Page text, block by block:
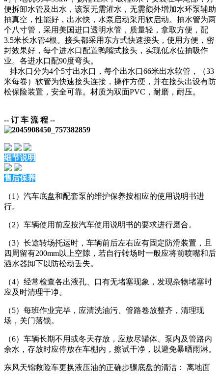
便拆卸水管及出水，该泵无需灌水，无需额外增加水环泵辅助
抽真空，性能好，出水快，水泵启动采用软启动。抽水管为两
个八寸管，采用美国进口透明水管，质量轻，拿取方便，配
3.5米长水管4根。接头都采用东方式快速接头，使用方便，密
封效果好，每个进水口配置鸭嘴式接头，实现低水位抽吸作
业。各进水口配90度弯头。
排水口分为4个5寸出水口，每个出水口66米出水软管，（33
米每卷）软管为快速接头连接，操作方便，并在接头出设有防
松保险装置，安全可靠。材质为双面PVC，耐磨，耐压。
-- 订 车 流 程 --
细节说明
售后保养
（1）汽车底盘和配套泵的维护保养按相应的使用说明书进
行。
（2）车辆使用前应按汽车使用说明书的要求进行磨合。
（3）长途转场托运时，车辆前后左右应有固定防滑装置，且
四周留有200mm以上空隙，若自行转场时一般应将前喷嘴和后
洒水器卸下以防松动丢失。
（4）经常检查各出液孔、口有无堵塞现象，发现杂物堵塞时
应及时清理干净。
（5）每班作业完毕，应清洗油污、管路卷放整齐，清理现
场，关门落锁。
（6）车辆长期不用或冬天存放，应放尽罐体、泵内及管路内
余水，存放时应停放在车棚内，擦试干净，以避免暴晒雨淋。
东风天锦救险车更换液压油的正确步骤底盘的清洁： 离地面